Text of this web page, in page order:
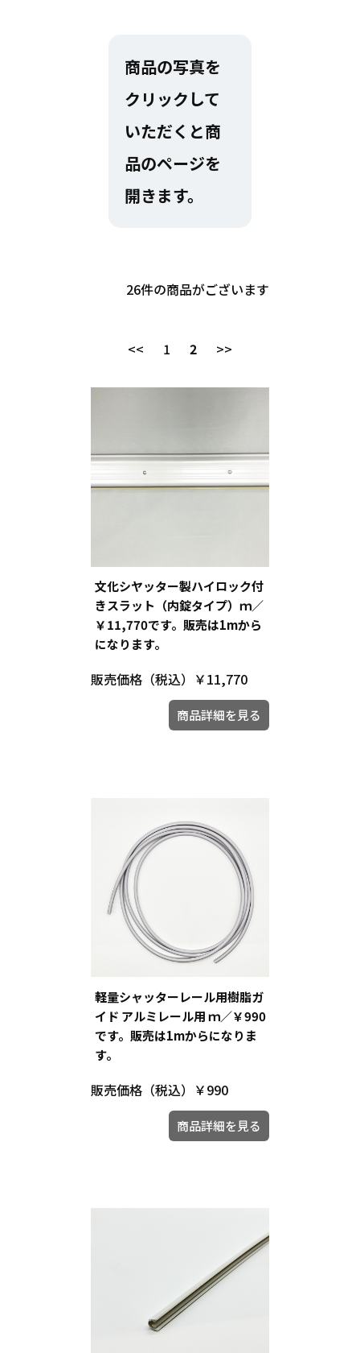
商品の写真を
クリックして
いただくと商
品のページを
開きます。
26件の商品がございます
<< 1 2 >>
文化シヤッター製ハイロック付
きスラット（内錠タイプ）ｍ／
￥11,770です。販売は1mから
になります。
販売価格（税込） ￥11,770
商品詳細を見る
軽量シャッターレール用樹脂ガ
イド アルミレール用 ｍ／￥990
です。販売は1mからになりま
す。
販売価格（税込） ￥990
商品詳細を見る